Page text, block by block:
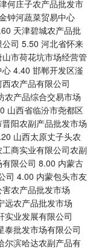
何庄子农产品批发市
钟河蔬菜贸易中心
天津碧城农产品批
司 5.50 河北省怀来
市荷花坑市场经营管
4.40 邯郸开发区滏
农产品有限公司
农产品综合交易市场
山西省临汾市尧都区
阳农副产品批发市场
山西太原丈子头农
商实业有限公司农副
限公司 8.00 内蒙古
司 4.00 内蒙包头市友
农产品批发市场
远农产品批发市场
实业发展有限公司
批发市场有限公司
尔滨哈达农副产品有